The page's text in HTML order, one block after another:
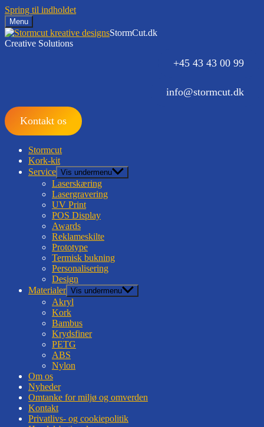
Spring til indholdet
Menu
StormCut.dk
Creative Solutions
+45 43 43 00 99
info@stormcut.dk
Kontakt os
Stormcut
Kork-kit
Service Vis undermenu
Laserskæring
Lasergravering
UV Print
POS Display
Awards
Reklameskilte
Prototype
Termisk bukning
Personalisering
Design
Materialer Vis undermenu
Akryl
Kork
Bambus
Krydsfiner
PETG
ABS
Nylon
Om os
Nyheder
Omtanke for miljø og omverden
Kontakt
Privatlivs- og cookiepolitik